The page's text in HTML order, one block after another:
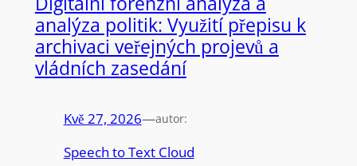
analýza politik: Využití přepisu k
archivaci veřejných projevů a
vládních zasedání
Kvě 27, 2026—autor:
Speech to Text Cloud